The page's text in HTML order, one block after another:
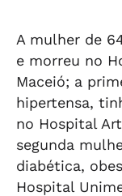
A mulher de
e morreu no
Maceió; a
hipertensa,
no Hospital
segunda
diabética,
Hospital